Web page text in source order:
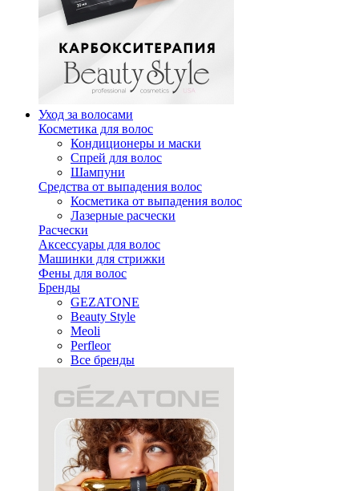
Уход за волосами
Косметика для волос
Кондиционеры и маски
Спрей для волос
Шампуни
Средства от выпадения волос
Косметика от выпадения волос
Лазерные расчески
Расчески
Аксессуары для волос
Машинки для стрижки
Фены для волос
Бренды
GEZATONE
Beauty Style
Meoli
Perfleor
Все бренды